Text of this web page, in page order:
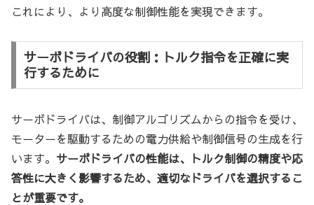
これにより、より高度な制御性能を実現できます。
サーボドライバの役割：トルク指令を正確に実
行するために
サーボドライバは、制御アルゴリズムからの指令を受け、
モーターを駆動するための電力供給や制御信号の生成を行
います。 サーボドライバの性能は、トルク制御の精度や応
答性に大きく影響するため、適切なドライバを選択するこ
とが重要です。